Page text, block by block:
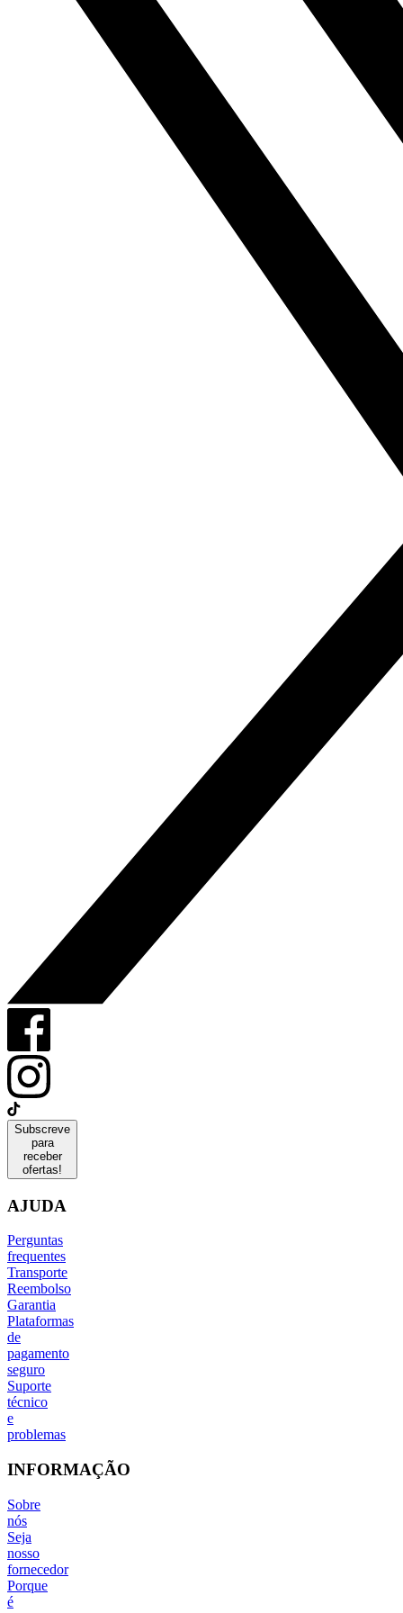
Subscreve
para
receber
ofertas!
AJUDA
Perguntas
frequentes
Transporte
Reembolso
Garantia
Plataformas
de
pagamento
seguro
Suporte
técnico
e
problemas
INFORMAÇÃO
Sobre
nós
Seja
nosso
fornecedor
Porque
é